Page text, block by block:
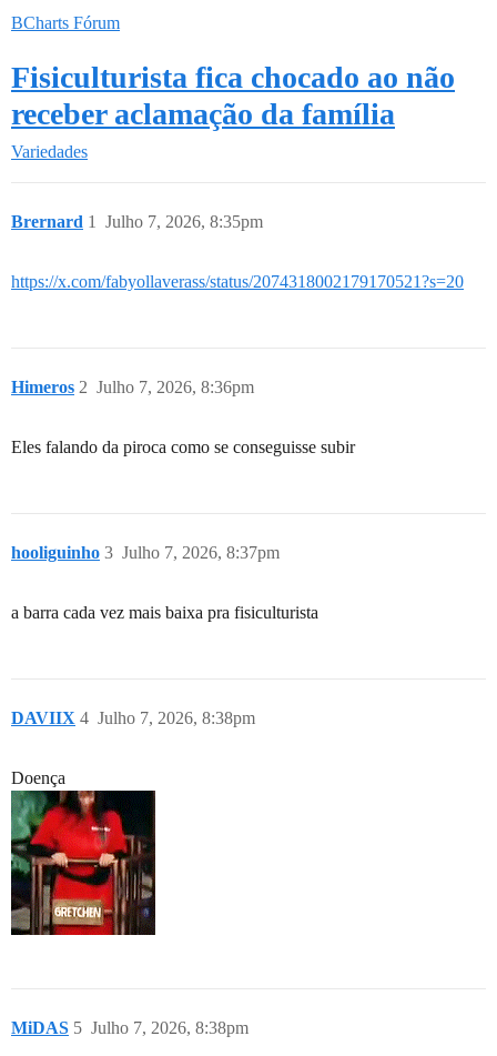
BCharts Fórum
Fisiculturista fica chocado ao não
receber aclamação da família
Variedades
Brernard Julho 7, 2026, 8:35pm
1
https://x.com/fabyollaverass/status/2074318002179170521?s=20
Himeros Julho 7, 2026, 8:36pm
2
Eles falando da piroca como se conseguisse subir
hooliguinho Julho 7, 2026, 8:37pm
3
a barra cada vez mais baixa pra fisiculturista
DAVIIX Julho 7, 2026, 8:38pm
4
Doença
MiDAS Julho 7, 2026, 8:38pm
5